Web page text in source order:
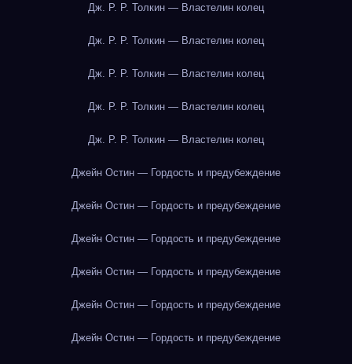
Дж. Р. Р. Толкин — Властелин колец
Дж. Р. Р. Толкин — Властелин колец
Дж. Р. Р. Толкин — Властелин колец
Дж. Р. Р. Толкин — Властелин колец
Дж. Р. Р. Толкин — Властелин колец
Джейн Остин — Гордость и предубеждение
Джейн Остин — Гордость и предубеждение
Джейн Остин — Гордость и предубеждение
Джейн Остин — Гордость и предубеждение
Джейн Остин — Гордость и предубеждение
Джейн Остин — Гордость и предубеждение